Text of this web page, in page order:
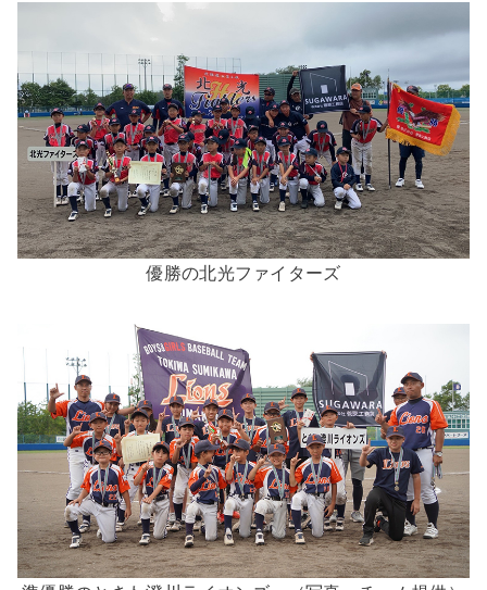
優勝の北光ファイターズ